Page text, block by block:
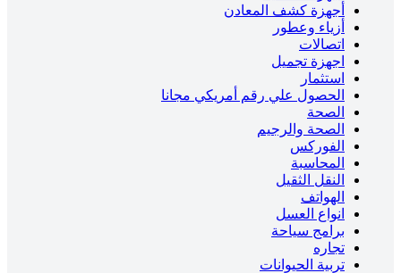
أجهزة كشف المعادن
أزياء وعطور
اتصالات
اجهزة تجميل
استثمار
الحصول علي رقم أمريكي مجانا
الصحة
الصحة والرجيم
الفوركس
المحاسبة
النقل الثقيل
الهواتف
انواع العسل
برامج سياحة
تجاره
تربية الحيوانات